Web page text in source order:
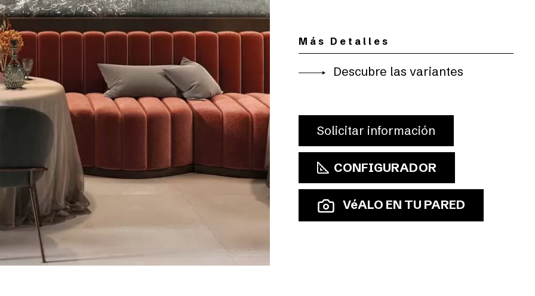
Más Detalles
Descubre las variantes
Solicitar información
CONFIGURADOR
VéALO EN TU PARED